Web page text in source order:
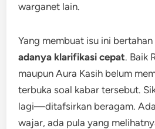
warganet lain.
Yang membuat isu ini
adanya klarifikasi cepat. Baik
maupun Aura Kasih belum
terbuka soal kabar tersebut.
lagi—ditafsirkan beragam.
wajar, ada pula yang